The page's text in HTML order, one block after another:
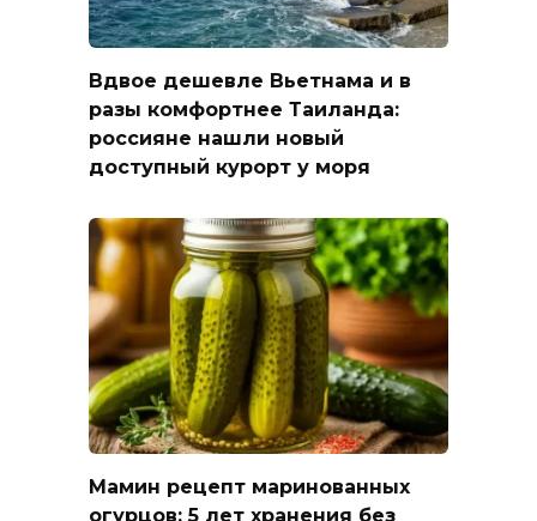
Вдвое дешевле Вьетнама и в
разы комфортнее Таиланда:
россияне нашли новый
доступный курорт у моря
Мамин рецепт маринованных
огурцов: 5 лет хранения без